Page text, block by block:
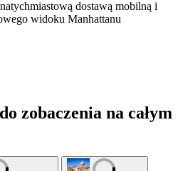
dostawą mobilną i
widoku Manhattanu
zobaczenia na całym